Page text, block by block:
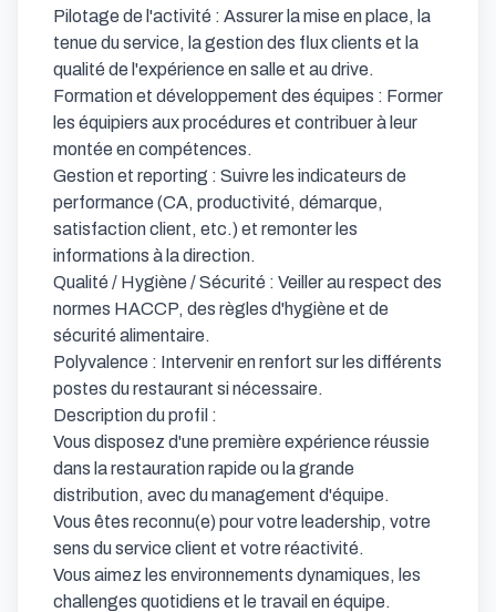
Pilotage de l'activité : Assurer la mise en place, la
tenue du service, la gestion des flux clients et la
qualité de l'expérience en salle et au drive.
Formation et développement des équipes : Former
les équipiers aux procédures et contribuer à leur
montée en compétences.
Gestion et reporting : Suivre les indicateurs de
performance (CA, productivité, démarque,
satisfaction client, etc.) et remonter les
informations à la direction.
Qualité / Hygiène / Sécurité : Veiller au respect des
normes HACCP, des règles d'hygiène et de
sécurité alimentaire.
Polyvalence : Intervenir en renfort sur les différents
postes du restaurant si nécessaire.
Description du profil :
Vous disposez d'une première expérience réussie
dans la restauration rapide ou la grande
distribution, avec du management d'équipe.
Vous êtes reconnu(e) pour votre leadership, votre
sens du service client et votre réactivité.
Vous aimez les environnements dynamiques, les
challenges quotidiens et le travail en équipe.